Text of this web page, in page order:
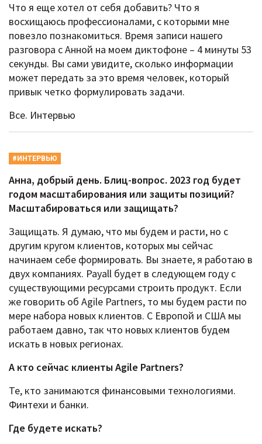
Что я еще хотел от себя добавить? Что я
восхищаюсь профессионалами, с которыми мне
повезло познакомиться. Время записи нашего
разговора с Анной на моем диктофоне – 4 минуты 53
секунды. Вы сами увидите, сколько информации
может передать за это время человек, который
привык четко формулировать задачи.
Все. Интервью
#ИНТЕРВЬЮ
Анна, добрый день. Блиц-вопрос. 2023 год будет
годом масштабирования или защиты позиций?
Масштабироваться или защищать?
Защищать. Я думаю, что мы будем и расти, но с
другим кругом клиентов, которых мы сейчас
начинаем себе формировать. Вы знаете, я работаю в
двух компаниях. Payall будет в следующем году с
существующими ресурсами строить продукт. Если
же говорить об Agile Partners, то мы будем расти по
мере набора новых клиентов. С Европой и США мы
работаем давно, так что новых клиентов будем
искать в новых регионах.
А кто сейчас клиенты Agile Partners?
Те, кто занимаются финансовыми технологиями.
Финтехи и банки.
Где будете искать?